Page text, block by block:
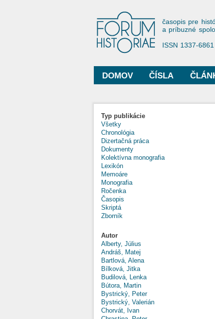
Forum
časopis pre
a príbuzné
ISSN 1337-6861
Hlavné menu
DOMOV ČÍSLA
Typ publikácie
Všetky
Chronológia
Dizertačná práca
Dokumenty
Kolektívna monografia
Lexikón
Memoáre
Monografia
Ročenka
Časopis
Skriptá
Zborník
Autor
Alberty, Július
Andráš, Matej
Bartlová, Alena
Bílková, Jitka
Budilová, Lenka
Bútora, Martin
Bystrický, Peter
Bystrický, Valerián
Chorvát, Ivan